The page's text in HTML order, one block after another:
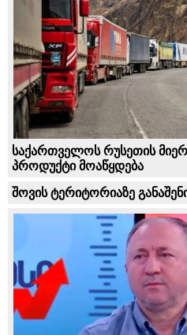
საქართველოს რუსეთის
პროდუქტი მოაწყდება
შოვის ტერიტორიაზე